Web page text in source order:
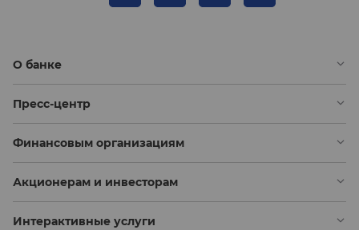
О банке
Пресс-центр
Финансовым организациям
Акционерам и инвесторам
Интерактивные услуги